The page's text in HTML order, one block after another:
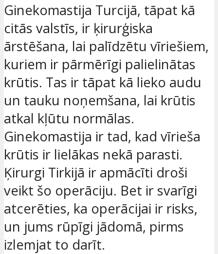
Ginekomastija Turcijā, tāpat kā
citās valstīs, ir ķirurģiska
ārstēšana, lai palīdzētu vīriešiem,
kuriem ir pārmērīgi palielinātas
krūtis. Tas ir tāpat kā lieko audu
un tauku noņemšana, lai krūtis
atkal kļūtu normālas.
Ginekomastija ir tad, kad vīrieša
krūtis ir lielākas nekā parasti.
Ķirurgi Tirkijā ir apmācīti droši
veikt šo operāciju. Bet ir svarīgi
atcerēties, ka operācijai ir risks,
un jums rūpīgi jādomā, pirms
izlemjat to darīt.